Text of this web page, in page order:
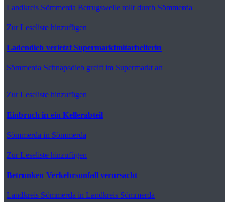
Landkreis Sömmerda Betrugswelle rollt durch Sömmerda
Zur Leseliste hinzufügen
Ladendieb verletzt Supermarktmitarbeiterin
Sömmerda Schnapsdieb greift im Supermarkt an
Zur Leseliste hinzufügen
Einbruch in ein Kellerabteil
Sömmerda in Sömmerda
Zur Leseliste hinzufügen
Betrunken Verkehrsunfall verursacht
Landkreis Sömmerda in Landkreis Sömmerda